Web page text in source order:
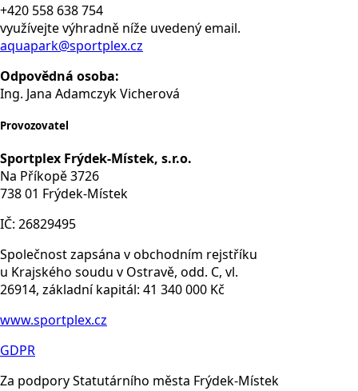
+420 558 638 754
využívejte výhradně níže uvedený email.
aquapark@sportplex.cz
Odpovědná osoba:
Ing. Jana Adamczyk Vicherová
Provozovatel
Sportplex Frýdek-Místek, s.r.o.
Na Příkopě 3726
738 01 Frýdek-Místek
IČ: 26829495
Společnost zapsána v obchodním rejstříku
u Krajského soudu v Ostravě, odd. C, vl.
26914, základní kapitál: 41 340 000 Kč
www.sportplex.cz
GDPR
Za podpory Statutárního města Frýdek-Místek